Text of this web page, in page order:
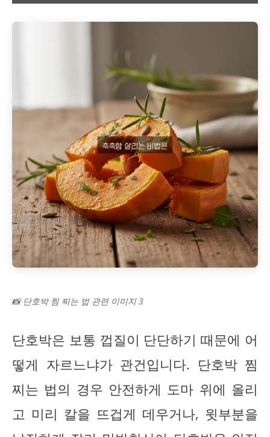
📸 단호박 찜 찌는 법 관련 이미지 3
단호박은 보통 껍질이 단단하기 때문에 어
떻게 자르느냐가 관건입니다. 단호박 찜
찌는 법의 경우 안전하게 도마 위에 올리
고 미리 칼을 뜨겁게 데우거나, 윗부분을